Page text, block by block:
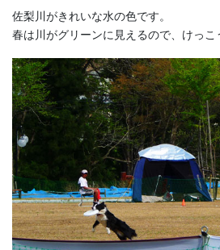
佐梨川がきれいな水の色です。
春は川がグリーンに見えるので、けっこ